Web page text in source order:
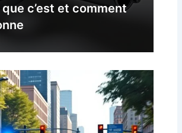
c’est et comment